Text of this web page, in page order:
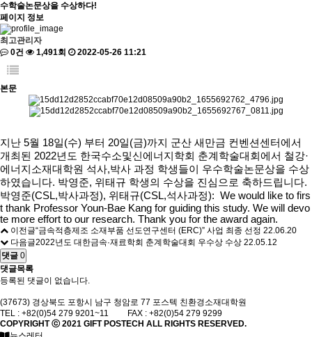
수학술논문상을 수상하다!
페이지 정보
최고관리자
0건
1,491회 2022-05-26 11:21
본문
지난 5월 18일(수) 부터 20일(금)까지 군산 새만금 컨벤션센터에서
개최된 2022년도 한국수소및신에너지학회 춘계학술대회에서 철강·
에너지소재대학원 석사,박사 과정 학생들이 우수학술논문상을 수상
하였습니다. 박영준, 위태규 학생의 수상을 진심으로 축하드립니다. ​
박영준(CSL,박사과정), 위태규(CSL,석사과정): We would like to firs
t thank Professor Youn-Bae Kang for guiding this study. We will devo
te more effort to our research. Thank you for the award again. ​
이전글“금속적층제조 소재부품 선도연구센터 (ERC)” 사업 최종 선정 22.06.20
다음글2022년도 대한금속·재료학회 춘계학술대회 우수상 수상 22.05.12
댓글 0
댓글목록
등록된 댓글이 없습니다.
(37673) 경상북도 포항시 남구 청암로 77 포스텍 친환경소재대학원
TEL : +82(0)54 279 9201~11 FAX : +82(0)54 279 9299
COPYRIGHT ⓒ 2021 GIFTPOSTECH ALL RIGHTS RESERVED.